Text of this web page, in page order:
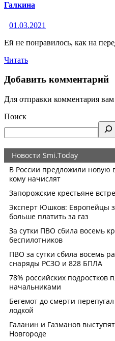
Галкина
01.03.2021
Ей не понравилось, как на
Читать
Добавить комментарий
Для отправки комментария
Поиск